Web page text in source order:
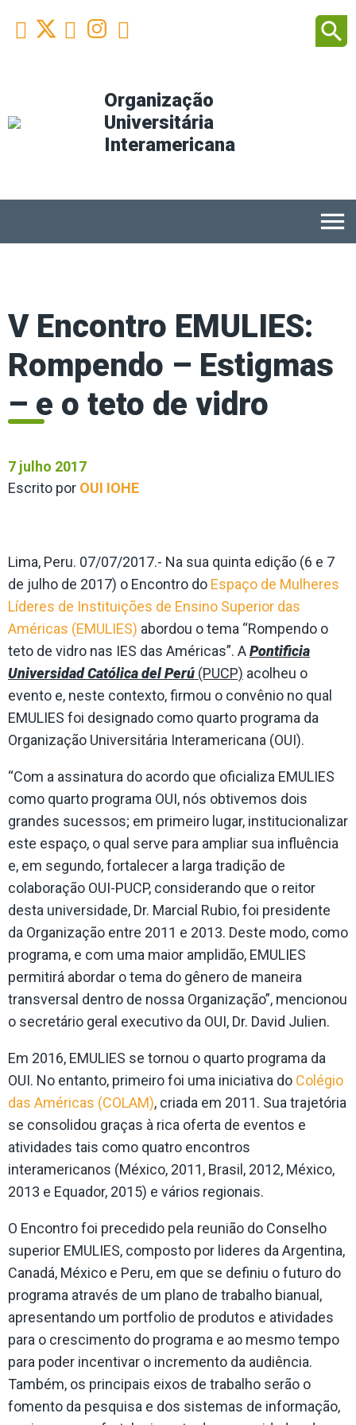
Organização
Universitária
Interamericana
 Facebook
 YoutubeInstagram
 search
menu
V Encontro EMULIES:
Rompendo – Estigmas
– e o teto de vidro
7 julho 2017
Escrito por OUI IOHE
Lima, Peru. 07/07/2017.- Na sua quinta edição (6 e 7
de julho de 2017) o Encontro do Espaço de Mulheres
Líderes de Instituições de Ensino Superior das
Américas (EMULIES) abordou o tema “Rompendo o
teto de vidro nas IES das Américas”. APontificia
Universidad Católica del Perú (PUCP) acolheu o
evento e, neste contexto, firmou o convênio no qual
EMULIES foi designado como quarto programa da
Organização Universitária Interamericana (OUI).
“Com a assinatura do acordo que oficializa EMULIES
como quarto programa OUI, nós obtivemos dois
grandes sucessos; em primeiro lugar, institucionalizar
este espaço, o qual serve para ampliar sua influência
e, em segundo, fortalecer a larga tradição de
colaboração OUI-PUCP, considerando que o reitor
desta universidade, Dr. Marcial Rubio, foi presidente
da Organização entre 2011 e 2013. Deste modo, como
programa, e com uma maior amplidão, EMULIES
permitirá abordar o tema do gênero de maneira
transversal dentro de nossa Organização”, mencionou
o secretário geral executivo da OUI, Dr. David Julien.
Em 2016, EMULIES se tornou o quarto programa da
OUI. No entanto, primeiro foi uma iniciativa do Colégio
das Américas (COLAM), criada em 2011. Sua trajetória
se consolidou graças à rica oferta de eventos e
atividades tais como quatro encontros
interamericanos (México, 2011, Brasil, 2012, México,
2013 e Equador, 2015) e vários regionais.
O Encontro foi precedido pela reunião do Conselho
superior EMULIES, composto por lideres da Argentina,
Canadá, México e Peru, em que se definiu o futuro do
programa através de um plano de trabalho bianual,
apresentando um portfolio de produtos e atividades
para o crescimento do programa e ao mesmo tempo
para poder incentivar o incremento da audiência.
Também, os principais eixos de trabalho serão o
fomento da pesquisa e dos sistemas de informação,